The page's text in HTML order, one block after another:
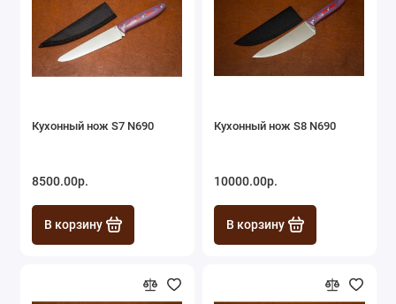
Кухонный нож S7 N690
8500.00р.
В корзину
Кухонный нож S8 N690
10000.00р.
В корзину